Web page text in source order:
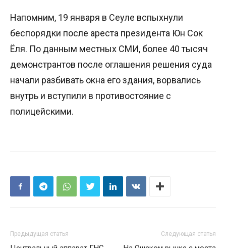
Напомним, 19 января в Сеуле вспыхнули
беспорядки после ареста президента Юн Сок
Ёля. По данным местных СМИ, более 40 тысяч
демонстрантов после оглашения решения суда
начали разбивать окна его здания, ворвались
внутрь и вступили в противостояние с
полицейскими.
Предыдущая статья Следующая статья